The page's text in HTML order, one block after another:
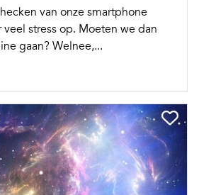
van onze smartphone
veel stress op. Moeten we dan
gaan? Welnee,...